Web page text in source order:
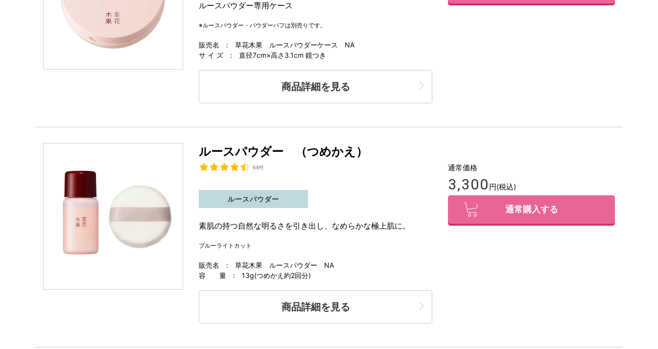
販売名 : 草花木果 ルースパウダーケース NA
サ イ ズ : 直径7cm×高さ3.1cm 鏡つき
ルースパウダー専用ケース
※ルースパウダー・パウダーパフは別売りです。
商品詳細を見る
ルースパウダー （つめかえ）
64件
販売名 : 草花木果 ルースパウダー NA
容 量 : 13g(つめかえ約2回分)
ルースパウダー
素肌の持つ自然な明るさを引き出し、なめらかな極上肌に。
ブルーライトカット
商品詳細を見る
通常価格
3,300 円(税込)
通常購入する